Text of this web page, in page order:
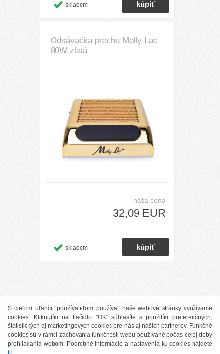
S cieľom uľahčiť používateľom používať naše webové stránky využívame
cookies. Kliknutím na tlačidlo "OK" súhlasíte s použitím preferenčných,
štatistických aj marketingových cookies pre nás aj našich partnerov. Funkčné
cookies sú v rámci zachovania funkčnosti webu používané počas celej doby
prehliadania webom. Podrobné informácie a nastavenia ku cookies nájdete
tu
skladom
Odsávačka prachu Molly Lac
80W zlatá
naša cena
32,09 EUR
skladom
Odstúpenie od kúpnej zmluvy